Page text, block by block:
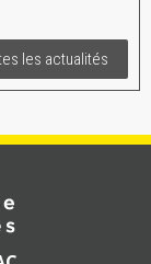
les actualités